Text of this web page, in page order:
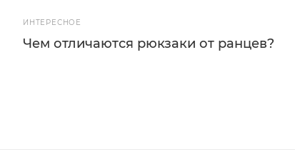
ИНТЕРЕСНОЕ
Чем отличаются рюкзаки от ранцев?